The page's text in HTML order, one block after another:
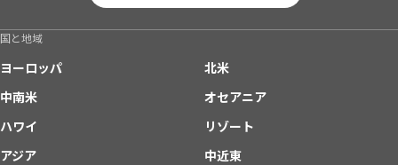
国と地域
ヨーロッパ
北米
中南米
オセアニア
ハワイ
リゾート
アジア
中近東